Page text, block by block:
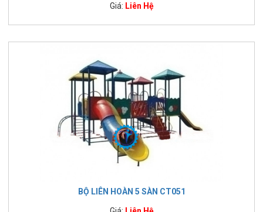
Giá: Liên Hệ
BỘ LIÊN HOÀN 5 SÀN CT051